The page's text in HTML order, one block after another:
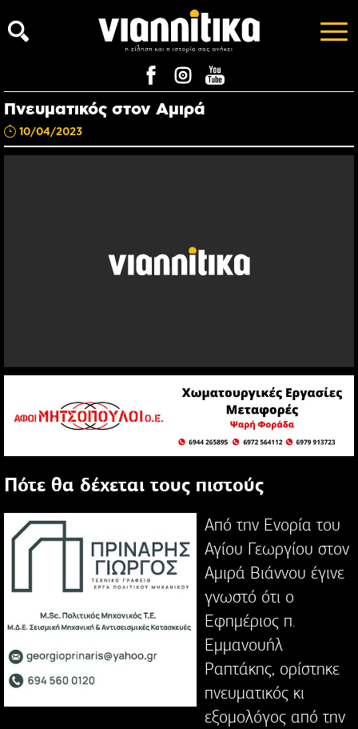
Πνευματικός στον Αμιρά
10/04/2023
Πότε θα δέχεται τους πιστούς
Από την Ενορία του
Αγίου Γεωργίου στον
Αμιρά Βιάννου έγινε
γνωστό ότι ο
Εφημέριος π.
Εμμανουήλ
Ραπτάκης, ορίστηκε
πνευματικός κι
εξομολόγος από την